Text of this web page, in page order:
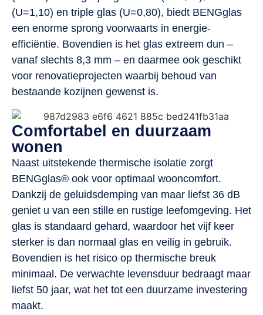
(U=1,10) en triple glas (U=0,80), biedt BENGglas
een enorme sprong voorwaarts in energie-
efficiëntie. Bovendien is het glas extreem dun –
vanaf slechts 8,3 mm – en daarmee ook geschikt
voor renovatieprojecten waarbij behoud van
bestaande kozijnen gewenst is.
Comfortabel en duurzaam
wonen
Naast uitstekende thermische isolatie zorgt
BENGglas® ook voor optimaal wooncomfort.
Dankzij de geluidsdemping van maar liefst 36 dB
geniet u van een stille en rustige leefomgeving. Het
glas is standaard gehard, waardoor het vijf keer
sterker is dan normaal glas en veilig in gebruik.
Bovendien is het risico op thermische breuk
minimaal. De verwachte levensduur bedraagt maar
liefst 50 jaar, wat het tot een duurzame investering
maakt.